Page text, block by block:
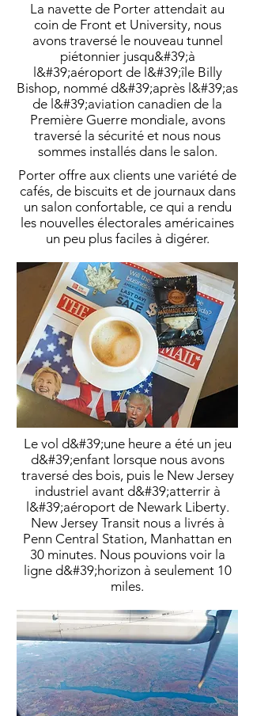
La navette de Porter attendait au
coin de Front et University, nous
avons traversé le nouveau tunnel
piétonnier jusqu&#39;à
l&#39;aéroport de l&#39;île Billy
Bishop, nommé d&#39;après l&#39;as
de l&#39;aviation canadien de la
Première Guerre mondiale, avons
traversé la sécurité et nous nous
sommes installés dans le salon.
Porter offre aux clients une variété de
cafés, de biscuits et de journaux dans
un salon confortable, ce qui a rendu
les nouvelles électorales américaines
un peu plus faciles à digérer.
Le vol d&#39;une heure a été un jeu
d&#39;enfant lorsque nous avons
traversé des bois, puis le New Jersey
industriel avant d&#39;atterrir à
l&#39;aéroport de Newark Liberty.
New Jersey Transit nous a livrés à
Penn Central Station, Manhattan en
30 minutes. Nous pouvions voir la
ligne d&#39;horizon à seulement 10
miles.